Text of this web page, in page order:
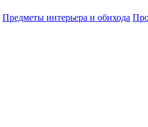
Предметы интерьера и обихода